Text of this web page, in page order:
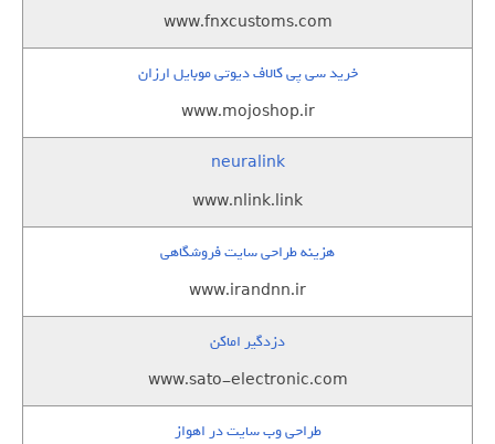
www.fnxcustoms.com
خرید سی پی کالاف دیوتی موبایل ارزان
www.mojoshop.ir
neuralink
www.nlink.link
هزینه طراحی سایت فروشگاهی
www.irandnn.ir
دزدگیر اماکن
www.sato-electronic.com
طراحی وب سایت در اهواز